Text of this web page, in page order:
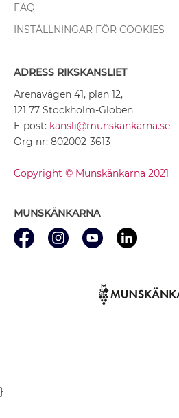
FAQ
INSTÄLLNINGAR FÖR COOKIES
ADRESS RIKSKANSLIET
Arenavägen 41, plan 12,
121 77 Stockholm-Globen
E-post: kansli@munskankarna.se
Org nr: 802002-3613
Copyright © Munskänkarna 2021
MUNSKÄNKARNA
}